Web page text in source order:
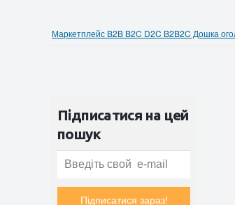
Маркетплейс B2B B2C D2C B2B2C Дошка
Підписатися на цей
пошук
Підписатися зараз!